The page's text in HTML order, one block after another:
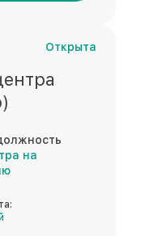
Открыта
на